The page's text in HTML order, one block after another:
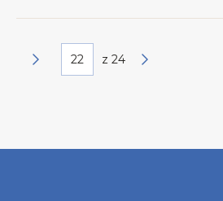
z 24